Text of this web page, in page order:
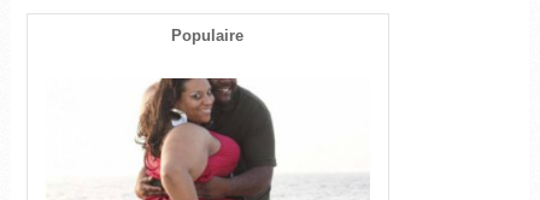
Populaire